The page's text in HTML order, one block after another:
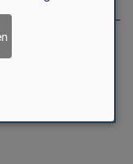
des Landes
-